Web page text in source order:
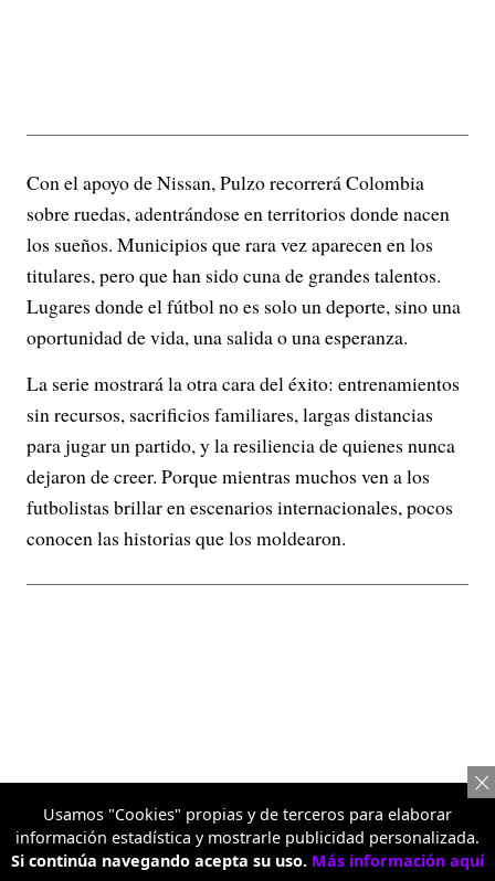
Con el apoyo de Nissan, Pulzo recorrerá Colombia
sobre ruedas, adentrándose en territorios donde nacen
los sueños. Municipios que rara vez aparecen en los
titulares, pero que han sido cuna de grandes talentos.
Lugares donde el fútbol no es solo un deporte, sino una
oportunidad de vida, una salida o una esperanza.
La serie mostrará la otra cara del éxito: entrenamientos
sin recursos, sacrificios familiares, largas distancias
para jugar un partido, y la resiliencia de quienes nunca
dejaron de creer. Porque mientras muchos ven a los
futbolistas brillar en escenarios internacionales, pocos
conocen las historias que los moldearon.
Usamos "Cookies" propias y de terceros para elaborar
información estadística y mostrarle publicidad personalizada.
Si continúa navegando acepta su uso. Más información aquí